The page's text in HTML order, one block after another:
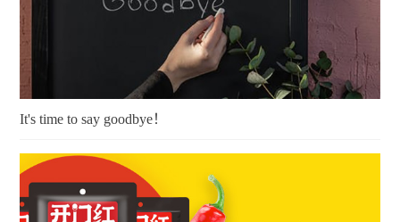
It's time to say goodbye！